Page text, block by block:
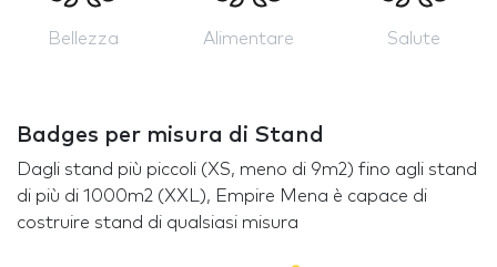
Bellezza Alimentare Salute
Badges per misura di Stand
Dagli stand più piccoli (XS, meno di 9m2) fino agli stand
di più di 1000m2 (XXL), Empire Mena è capace di
costruire stand di qualsiasi misura